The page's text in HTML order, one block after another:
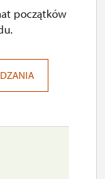
początków